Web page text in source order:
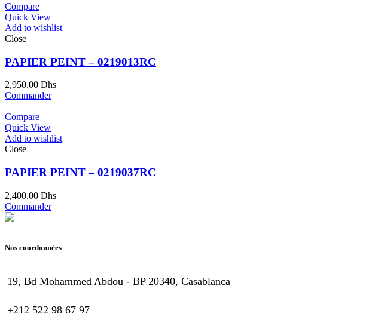
Compare
Quick View
Add to wishlist
Close
PAPIER PEINT – 0219013RC
2,950.00 Dhs
Commander
Compare
Quick View
Add to wishlist
Close
PAPIER PEINT – 0219037RC
2,400.00 Dhs
Commander
Nos coordonnées
19, Bd Mohammed Abdou - BP 20340, Casablanca
+212 522 98 67 97